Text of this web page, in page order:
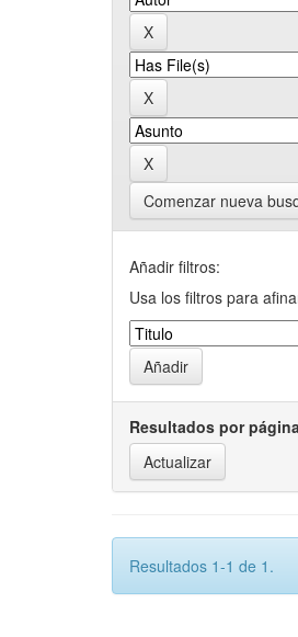
Comenzar nueva
Añadir filtros:
Usa los filtros para
Resultados por
Resultados 1-1 de 1.